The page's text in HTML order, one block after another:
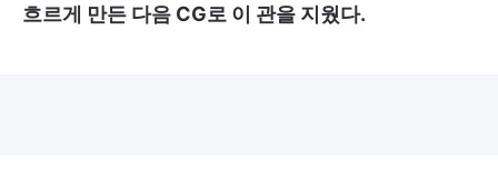
흐르게 만든 다음 CG로 이 관을 지웠다.